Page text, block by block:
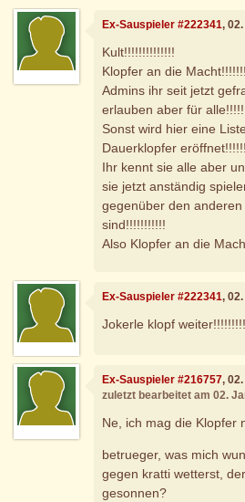
Ex-Sauspieler #222341,
Kult!!!!!!!!!!!!!!
Klopfer an die
Admins ihr seit jetzt
erlauben aber für
Sonst wird hier eine
Dauerklopfer
Ihr kennt sie alle aber
sie jetzt anständig
gegenüber den
sind!!!!!!!!!!!
Also Klopfer an die
Ex-Sauspieler #222341,
Jokerle klopf
Ex-Sauspieler #216757,
zuletzt bearbeitet am 02.
Ne, ich mag die Klopfer
betrueger, was mich
gegen kratti wetterst,
gesonnen?